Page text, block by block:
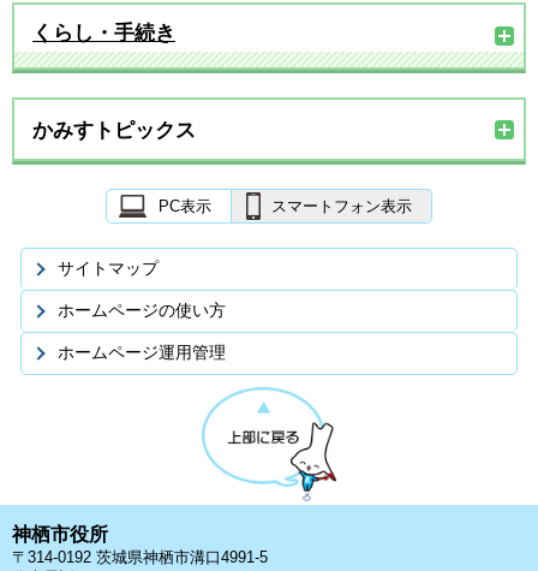
くらし・手続き
かみすトピックス
PC表示 スマートフォン表示
サイトマップ
ホームページの使い方
ホームページ運用管理
神栖市役所
〒314-0192 茨城県神栖市溝口4991-5